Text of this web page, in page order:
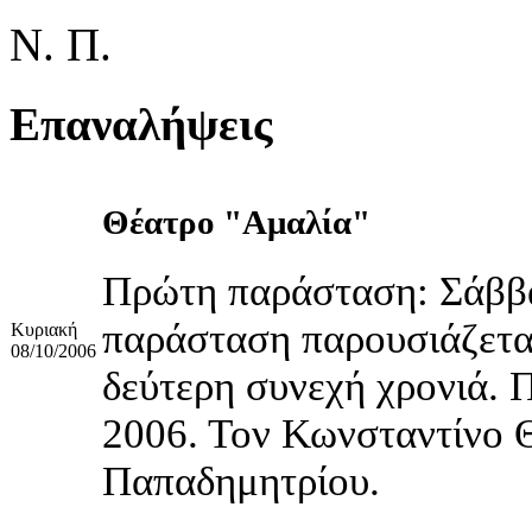
Ν. Π.
Επαναλήψεις
Κυριακή
08/10/2006
Θέατρο "Αμαλία"
Πρώτη παράσταση:
παράσταση
δεύτερη συνεχή
2006. Τον Κωνσταντίνο
Παπαδημητρίου.